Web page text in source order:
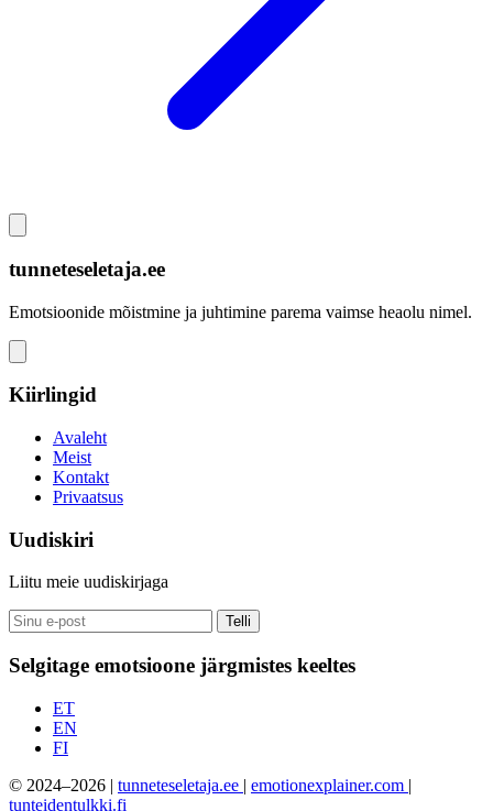
tunneteseletaja.ee
Emotsioonide mõistmine ja juhtimine parema vaimse heaolu nimel.
Kiirlingid
Avaleht
Meist
Kontakt
Privaatsus
Uudiskiri
Liitu meie uudiskirjaga
Telli
Selgitage emotsioone järgmistes keeltes
ET
EN
FI
© 2024–2026 | tunneteseletaja.ee | emotionexplainer.com |
tunteidentulkki.fi